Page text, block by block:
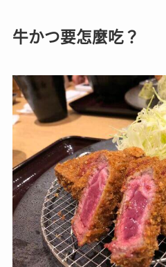
牛かつ要怎麼吃？